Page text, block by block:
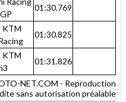
01:30.769
KTM
01:30.825
KTM
01:31.826
NET.COM - Reproduction
sans autorisation préalable